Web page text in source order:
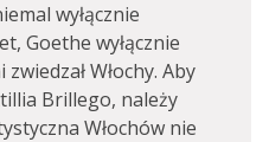
wyłącznie
Goethe wyłącznie
Włochy. Aby
Brillego, należy
Włochów nie